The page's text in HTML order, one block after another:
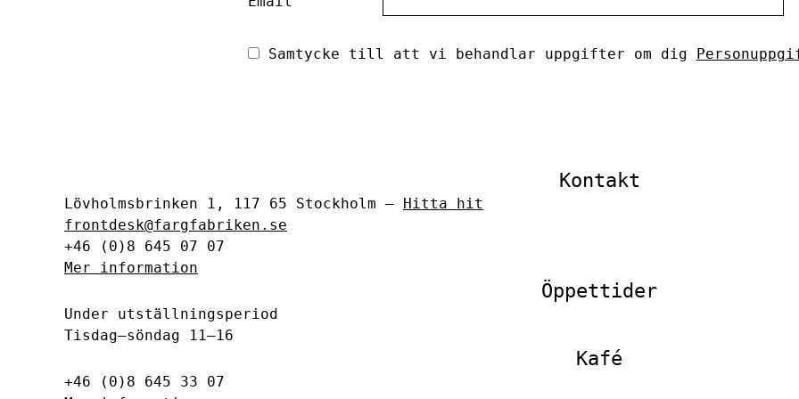
Samtycke till att vi behandlar uppgifter om dig
Kontakt
Lövholmsbrinken 1, 117 65 Stockholm – Hitta hit
frontdesk@fargfabriken.se
+46 (0)8 645 07 07
Mer information
Öppettider
Under utställningsperiod
Tisdag–söndag 11–16
Kafé
+46 (0)8 645 33 07